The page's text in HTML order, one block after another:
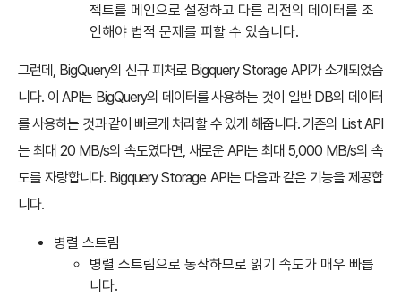
젝트를 메인으로 설정하고 다른 리전의 데이터를 조
인해야 법적 문제를 피할 수 있습니다.
그런데, BigQuery의 신규 피처로 Bigquery Storage API가 소개되었습
니다. 이 API는 BigQuery의 데이터를 사용하는 것이 일반 DB의 데이터
를 사용하는 것과 같이 빠르게 처리할 수 있게 해줍니다. 기존의 List API
는 최대 20 MB/s의 속도였다면, 새로운 API는 최대 5,000 MB/s의 속
도를 자랑합니다. Bigquery Storage API는 다음과 같은 기능을 제공합
니다.
병렬 스트림
병렬 스트림으로 동작하므로 읽기 속도가 매우 빠릅
니다.